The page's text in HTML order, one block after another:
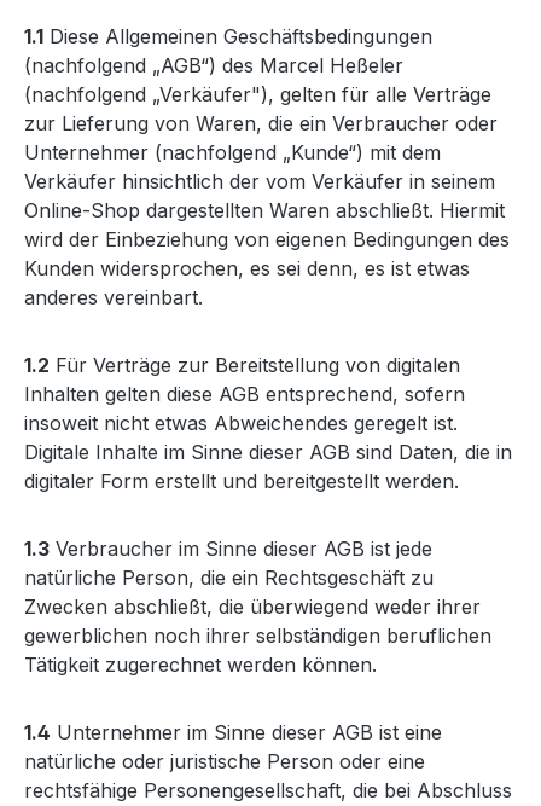
1.1 Diese Allgemeinen Geschäftsbedingungen
(nachfolgend „AGB“) des Marcel Heßeler
(nachfolgend „Verkäufer"), gelten für alle Verträge
zur Lieferung von Waren, die ein Verbraucher oder
Unternehmer (nachfolgend „Kunde“) mit dem
Verkäufer hinsichtlich der vom Verkäufer in seinem
Online-Shop dargestellten Waren abschließt. Hiermit
wird der Einbeziehung von eigenen Bedingungen des
Kunden widersprochen, es sei denn, es ist etwas
anderes vereinbart.
1.2 Für Verträge zur Bereitstellung von digitalen
Inhalten gelten diese AGB entsprechend, sofern
insoweit nicht etwas Abweichendes geregelt ist.
Digitale Inhalte im Sinne dieser AGB sind Daten, die in
digitaler Form erstellt und bereitgestellt werden.
1.3 Verbraucher im Sinne dieser AGB ist jede
natürliche Person, die ein Rechtsgeschäft zu
Zwecken abschließt, die überwiegend weder ihrer
gewerblichen noch ihrer selbständigen beruflichen
Tätigkeit zugerechnet werden können.
1.4 Unternehmer im Sinne dieser AGB ist eine
natürliche oder juristische Person oder eine
rechtsfähige Personengesellschaft, die bei Abschluss